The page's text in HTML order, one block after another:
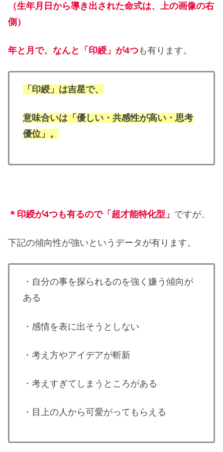
（生年月日から導き出された命式は、上の画像の右
側）
年と月で、なんと「印綬」が4つも有ります。
「印綬」は吉星で、
意味合いは「優しい・共感性が高い・思考
優位」。
＊印綬が4つも有るので「超才能特化型」 ですが、
下記の傾向性が強いというデータが有ります。
・自分の事を探られるのを強く嫌う傾向が
ある
・感情を表に出そうとしない
・考え方やアイデアが斬新
・考えすぎてしまうところがある
・目上の人から可愛がってもらえる